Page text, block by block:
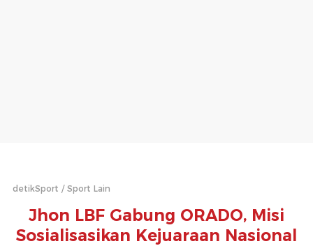
detikSport Sport Lain
Jhon LBF Gabung ORADO, Misi
Sosialisasikan Kejuaraan Nasional